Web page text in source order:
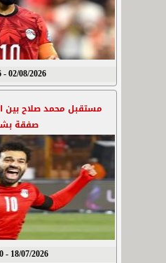
02/08/2026 - 7:16 ص
مستقبل محمد صلاح بين
صفقة
18/07/2026 - 10:00 ص